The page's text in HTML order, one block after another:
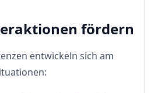
fördern
entwickeln sich am